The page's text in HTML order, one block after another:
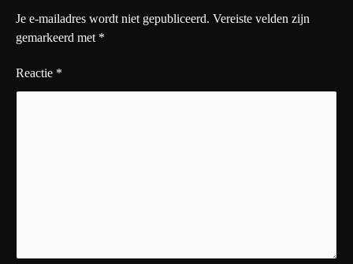
Je e-mailadres wordt niet gepubliceerd. Vereiste velden zijn
gemarkeerd met *
Reactie *